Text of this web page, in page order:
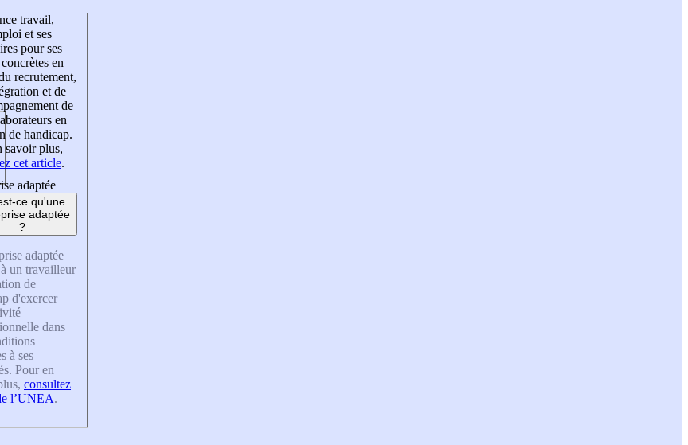
travail,
et ses
pour ses
en
recrutement,
et de
de
en
de handicap.
savoir plus,
cet article.
adaptée
ce qu'une
adaptée
?
adaptée
un travailleur
de
d'exercer
dans
à ses
Pour en
consultez
l’UNEA.